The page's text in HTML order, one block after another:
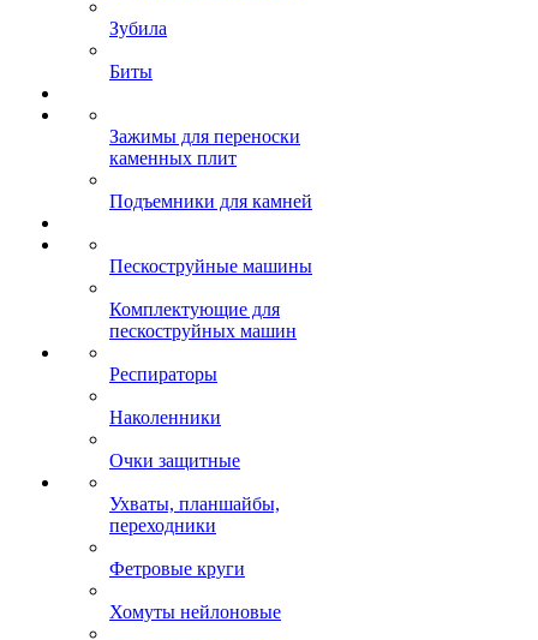
Зубила
Биты
Зажимы для переноски
каменных плит
Подъемники для камней
Пескоструйные машины
Комплектующие для
пескоструйных машин
Респираторы
Наколенники
Очки защитные
Ухваты, планшайбы,
переходники
Фетровые круги
Хомуты нейлоновые